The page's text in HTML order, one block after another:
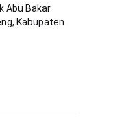
Abu Bakar
Kabupaten